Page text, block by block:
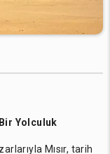
Yolculuk
Mısır, tarih